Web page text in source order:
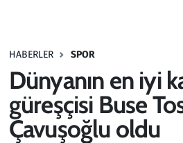
HABERLER SPOR
Dünyanın en iyi
güreşçisi Buse
Çavuşoğlu oldu
Haber
Kültür Sanat
Kurumsal Haberler